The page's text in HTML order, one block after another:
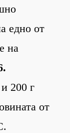
едно от
на
200 г
от